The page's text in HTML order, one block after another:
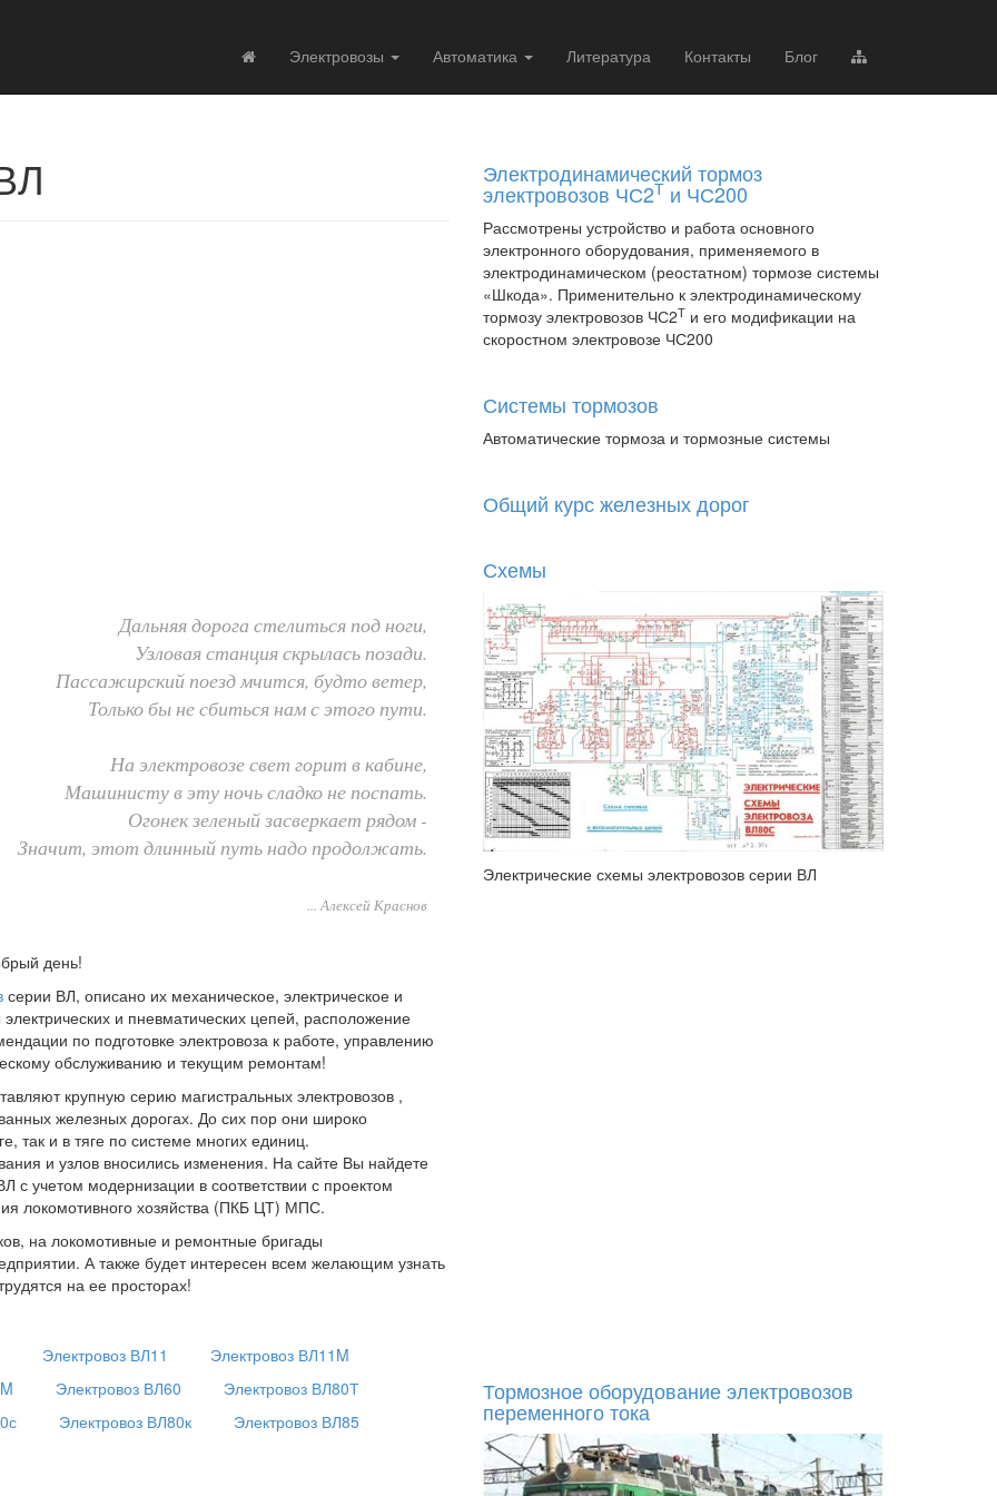
Электровозы Автоматика Литература Контакты Блог
Дальняя дорога стелиться под ноги,
Узловая станция скрылась позади.
Пассажирский поезд мчится, будто ветер,
Только бы не сбиться нам с этого пути.
На электровозе свет горит в кабине,
Машинисту в эту ночь сладко не поспать.
Огонек зеленый засверкает рядом -
Значит, этот длинный путь надо продолжать.
... Алексей Краснов
день!
серии ВЛ, описано их механическое, электрическое и
и пневматических цепей, расположение
по подготовке электровоза к работе, управлению
обслуживанию и текущим ремонтам!
крупную серию магистральных электровозов ,
железных дорогах. До сих пор они широко
так и в тяге по системе многих единиц.
и узлов вносились изменения. На сайте Вы найдете
с учетом модернизации в соответствии с проектом
локомотивного хозяйства (ПКБ ЦТ) МПС.
на локомотивные и ремонтные бригады
А также будет интересен всем желающим узнать
на ее просторах!
Электровоз ВЛ11
Электровоз ВЛ11M
Электровоз ВЛ60
Электровоз ВЛ80Т
Электровоз ВЛ80к Электровоз ВЛ85
Электродинамический тормоз
электровозов ЧС2Т и ЧС200
Рассмотрены устройство и работа основного
электронного оборудования, применяемого в
электродинамическом (реостатном) тормозе системы
«Шкода». Применительно к электродинамическому
тормозу электровозов ЧС2Т и его модификации на
скоростном электровозе ЧС200
Системы тормозов
Автоматические тормоза и тормозные системы
Общий курс железных дорог
Схемы
Электрические схемы электровозов серии ВЛ
Тормозное оборудование электровозов
переменного тока